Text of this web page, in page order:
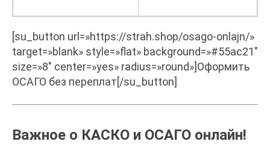
[su_button url=»https://strah.shop/osago-onlajn/»
target=»blank» style=»flat» background=»#55ac21″
size=»8″ center=»yes» radius=»round»]Оформить
ОСАГО без переплат[/su_button]
Важное о КАСКО и ОСАГО онлайн!